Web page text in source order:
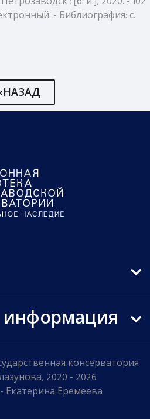
- Библиография: с.
информация
консерватория
2020 - 2026
Екатерина Еремеева